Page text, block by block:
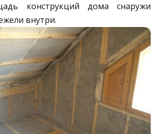
конструкций дома снаружи
внутри.